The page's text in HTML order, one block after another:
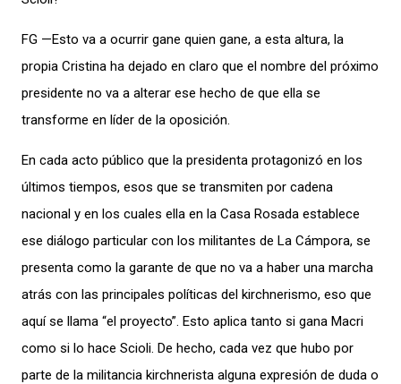
FG —Esto va a ocurrir gane quien gane, a esta altura, la
propia Cristina ha dejado en claro que el nombre del próximo
presidente no va a alterar ese hecho de que ella se
transforme en líder de la oposición.
En cada acto público que la presidenta protagonizó en los
últimos tiempos, esos que se transmiten por cadena
nacional y en los cuales ella en la Casa Rosada establece
ese diálogo particular con los militantes de La Cámpora, se
presenta como la garante de que no va a haber una marcha
atrás con las principales políticas del kirchnerismo, eso que
aquí se llama “el proyecto”. Esto aplica tanto si gana Macri
como si lo hace Scioli. De hecho, cada vez que hubo por
parte de la militancia kirchnerista alguna expresión de duda o